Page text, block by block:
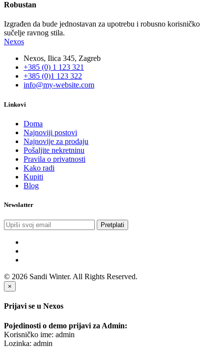
Robustan
Izgrađen da bude jednostavan za upotrebu i robusno korisničko
sučelje ravnog stila.
Nexos
Nexos, Ilica 345, Zagreb
+385 (0) 1 123 321
+385 (0)1 123 322
info@my-website.com
Linkovi
Doma
Najnoviji postovi
Najnovije za prodaju
Pošaljite nekretninu
Pravila o privatnosti
Kako radi
Kupiti
Blog
Newslatter
Pretplati
© 2026 Sandi Winter. All Rights Reserved.
×
Prijavi se u Nexos
Pojedinosti o demo prijavi za Admin:
Korisničko ime: admin
Lozinka: admin